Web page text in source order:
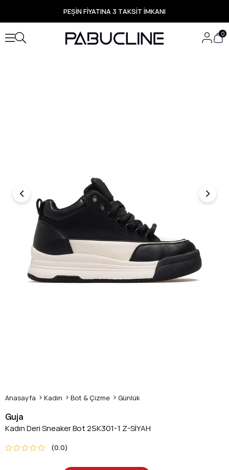
PEŞİN FİYATINA 3 TAKSİT İMKANI
TÜM ÜRÜNLERDE ÜCRETSİZ KARGO
Yeni Sezon Ürünlerde Özel Fırsatlar
Seçili Ürünlerde Hızlı Teslimat
0
Anasayfa Kadın Bot & Çizme Günlük
Guja
Kadın Deri Sneaker Bot 25K301-1 Z-SİYAH
0.0